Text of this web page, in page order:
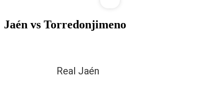
Jaén vs Torredonjimeno
Real Jaén